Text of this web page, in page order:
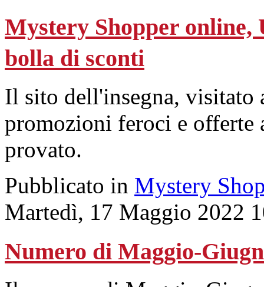
Mystery Shopper
bolla di sconti
Il sito dell'insegna,
promozioni feroci e offerte
provato.
Pubblicato in Mystery
Martedì, 17 Maggio 2022
Numero di Maggio-